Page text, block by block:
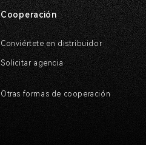
Cooperación
Conviértete en distribuidor
Solicitar agencia
Otras formas de cooperación